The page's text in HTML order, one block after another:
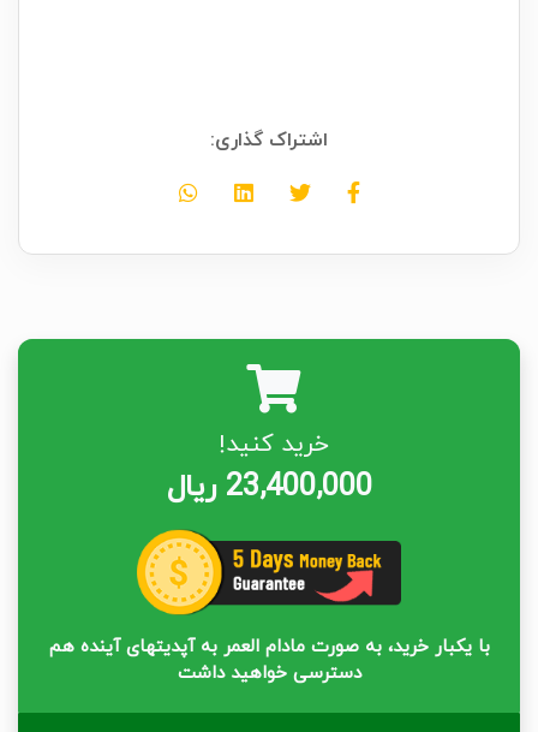
اشتراک گذاری:
خرید کنید!
23,400,000 ریال
با یکبار خرید، به صورت مادام العمر به آپدیتهای آینده هم
دسترسی خواهید داشت